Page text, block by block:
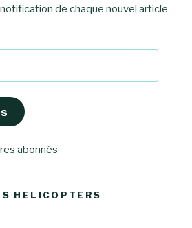
de chaque nouvel article
abonnés
HELICOPTERS